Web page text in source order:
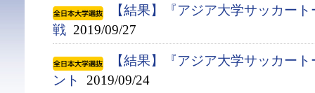
【結果】『アジア大学サッカー
戦 2019/09/27
【結果】『アジア大学サッカー
ント
2019/09/24